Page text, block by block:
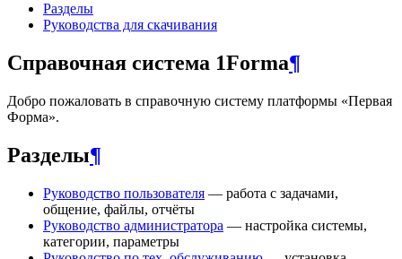
Разделы
Руководства для скачивания
Справочная система 1Forma¶
Добро пожаловать в справочную систему платформы «Первая
Форма».
Разделы¶
Руководство пользователя — работа с задачами,
общение, файлы, отчёты
Руководство администратора — настройка системы,
категории, параметры